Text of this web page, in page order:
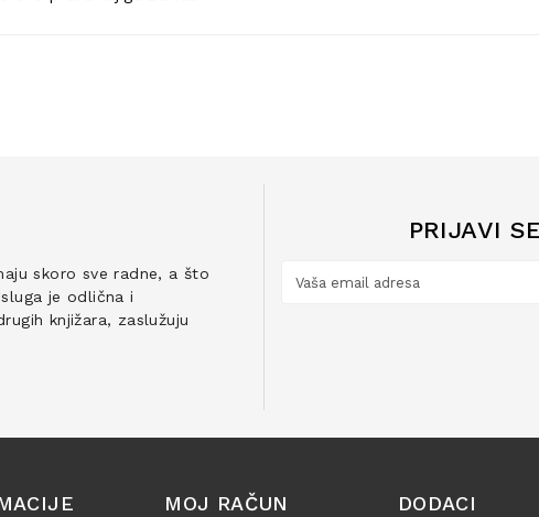
skoro sve radne, a što
je odlična i
knjižara, zaslužuju
PRIJAVI
MOJ RAČUN DODACI